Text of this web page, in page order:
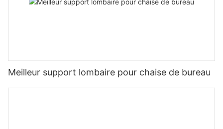
Meilleur support lombaire pour chaise de bureau